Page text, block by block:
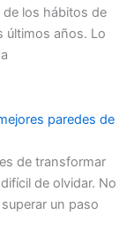
los hábitos de
últimos años. Lo
paredes de
de transformar
de olvidar. No
un paso